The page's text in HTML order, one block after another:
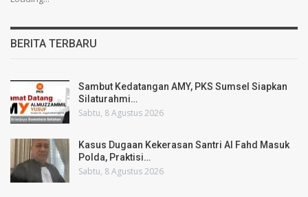
BERITA TERBARU
Sambut Kedatangan AMY, PKS Sumsel Siapkan
Silaturahmi…
Sabtu, 8 Agustus 2026
Kasus Dugaan Kekerasan Santri Al Fahd Masuk
Polda, Praktisi…
Sabtu, 8 Agustus 2026